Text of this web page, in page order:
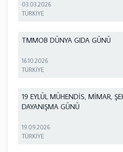
03.03.2026
TÜRKİYE
TMMOB DÜNYA GIDA GÜNÜ
16.10.2026
TÜRKİYE
19 EYLÜL MÜHENDİS, MİMAR,
DAYANIŞMA GÜNÜ
19.09.2026
TÜRKİYE